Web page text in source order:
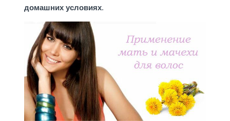
домашних условиях.